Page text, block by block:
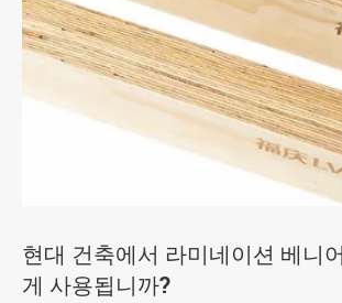
현대 건축에서 라미네이션 베니
게 사용됩니까?